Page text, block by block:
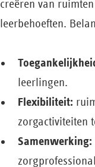
creëren van
leerbehoeften.
leerlingen.
Flexibiliteit:
zorgactiviteiten
Samenwerking: